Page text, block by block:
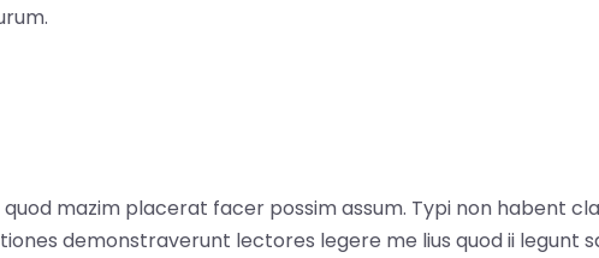
mazim placerat facer possim assum. Typi non habent
demonstraverunt lectores legere me lius quod ii legunt